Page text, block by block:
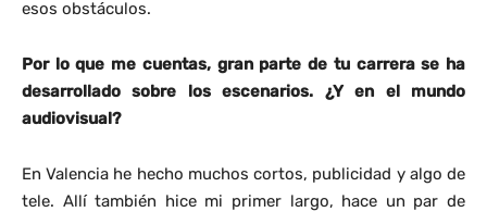
esos obstáculos.
Por lo que me cuentas, gran parte de tu carrera se ha
desarrollado sobre los escenarios. ¿Y en el mundo
audiovisual?
En Valencia he hecho muchos cortos, publicidad y algo de
tele. Allí también hice mi primer largo, hace un par de